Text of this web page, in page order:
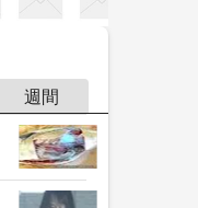
週間